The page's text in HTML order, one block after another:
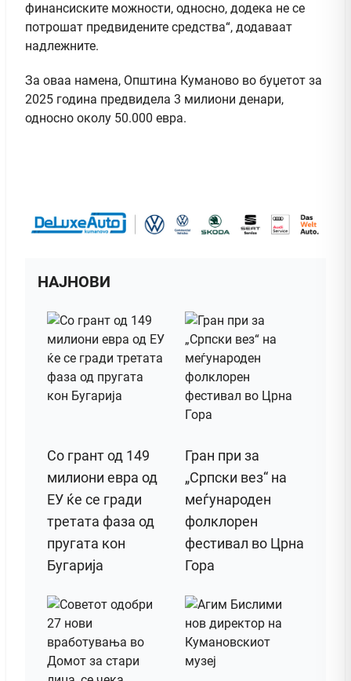
финансиските можности, односно, додека не се
потрошат предвидените средства“, додаваат
надлежните.
За оваа намена, Општина Куманово во буџетот за
2025 година предвидела 3 милиони денари,
односно околу 50.000 евра.
НАЈНОВИ
Со грант од 149
милиони евра од
ЕУ ќе се гради
третата фаза од
пругата кон
Бугарија
Гран при за
„Српски вез“ на
меѓународен
фолклорен
фестивал во Црна
Гора